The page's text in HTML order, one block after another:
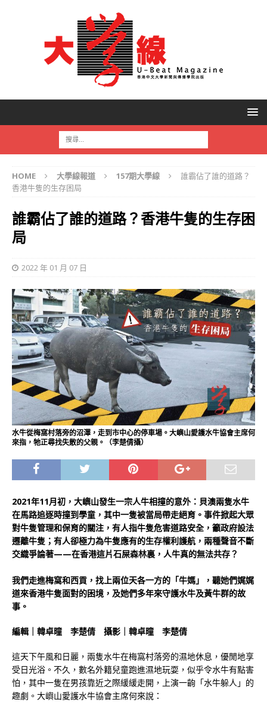
HOME 大學線報道 157期大學線
誰霸佔了誰的道路？
香港牛隻的生存困局
誰霸佔了誰的道路？香港牛隻的生存困
局
2022 年 01 月 07 日
水牛從梅窩村落旁的沼澤，走到市中心的停車場。大嶼山愛護水牛協會主席何
來指，牠正尋找失散的父親。（李楚倩攝）
2021年11月初，大嶼山發生一宗人牛相撞的意外：貝澳兩隻水牛
在馬路追逐時撞到學童，其中一隻被當局帶走絕育。事件掀起大眾
對牛隻管理和保育的關注，有人指牛隻危害道路安全，籲政府設法
遷離牛隻；有人卻極力為牛隻應有的生存權利護航，兩種聲音不斷
交織爭論著——在香港這片石屎森林裏，人牛真的無法共存？
我們走進梅窩和西貢，找上兩位天各一方的「牛媽」，聽她們娓娓
道來香港牛隻面對的困境，及她們多年來守護水牛及黃牛群的故
事。
編輯｜韓卓曈 李楚倩 攝影｜韓卓曈 李楚倩
這天下午風和日麗，兩隻水牛在梅窩村落旁的濕地休息，優閒地享
受日光浴。不久，數名外籍兒童跑進濕地玩耍，似乎令水牛有點害
怕，其中一隻在男孩靠近之際緩緩走開，上演一齣「水牛躲人」的
趣劇。大嶼山愛護水牛協會主席何來說：